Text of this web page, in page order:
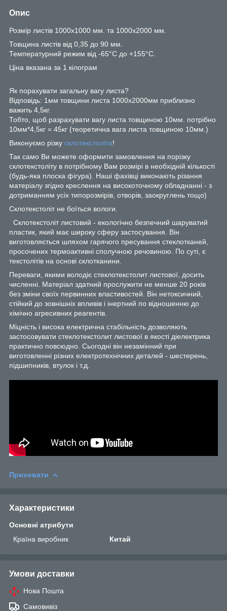
Опис
Розмір листів 1000х1000 мм. та 1000х2000 мм.
Товщина листів від 0,35 до 90 мм.
Температурний режим від -65°С до +155°С.
Ціна вказана за 1 кілограм
Як порахувати загальну вагу листа?
Відповідь: 1мм товщини листа 1000х2000мм приблизно
важить 4,5кг.
Тобто, щоб разрахувати вагу листа товщиною 10мм. потрібно
10мм*4,5кг = 45кг (теоретична вага листа товщиною 10мм.)
Виконуємо різку склотекстоліта!
Так само Ви можете оформити замовлення на порізку
склотекстоліту в потрібному Вам розмірі в необхідній кількості
(будь-яка плоска фігура). Наші фахівці виконають різання
матеріалу згідно креслення на високоточному обладнанні - з
дотриманням усіх типорозмірів, отворів, заокруглень тощо)
Склотекстоліт не боїться вологи.
Склотекстоліт листовий - екологічно безпечний шаруватий
пластик, який має широку сферу застосування. Він
виготовляється шляхом гарячого пресування стеклотканей,
просочених термоактивні сполучною речовиною. По суті, є
текстолітів на основі склотканини.
Переваги, якими володіє стеклотекстолит листової, досить
численні. Матеріал здатний прослужити не менше 20 років
без зміни своїх первинних властивостей. Він нетоксичний,
стійкий до зовнішніх впливів і інертний по відношенню до
хімічно агресивних реагентів.
Міцність і висока електрична стабільність дозволяють
застосовувати стеклотекстолит листової в якості діелектрика
практично повсюдно. Сьогодні він незамінний при
виготовленні різних електротехнічних деталей - шестерень,
підшипників, втулок і т.д.
Приховати
Характеристики
Основні атрибути
Країна виробник
Китай
Умови доставки
Нова Пошта
Самовивіз